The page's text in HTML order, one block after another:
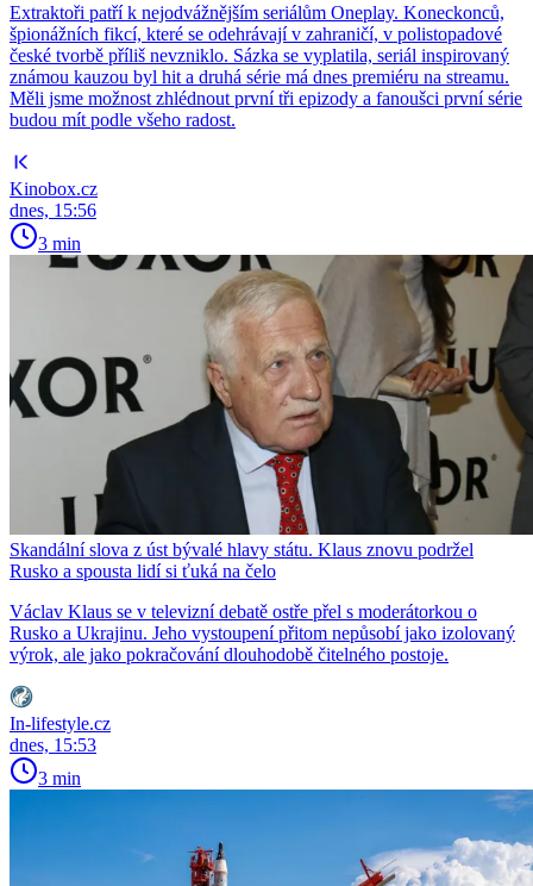
Extraktoři patří k nejodvážnějším seriálům Oneplay. Koneckonců,
špionážních fikcí, které se odehrávají v zahraničí, v polistopadové
české tvorbě příliš nevzniklo. Sázka se vyplatila, seriál inspirovaný
známou kauzou byl hit a druhá série má dnes premiéru na streamu.
Měli jsme možnost zhlédnout první tři epizody a fanoušci první série
budou mít podle všeho radost.
Kinobox.cz
dnes, 15:56
3 min
Skandální slova z úst bývalé hlavy státu. Klaus znovu podržel
Rusko a spousta lidí si ťuká na čelo
Václav Klaus se v televizní debatě ostře přel s moderátorkou o
Rusko a Ukrajinu. Jeho vystoupení přitom nepůsobí jako izolovaný
výrok, ale jako pokračování dlouhodobě čitelného postoje.
In-lifestyle.cz
dnes, 15:53
3 min